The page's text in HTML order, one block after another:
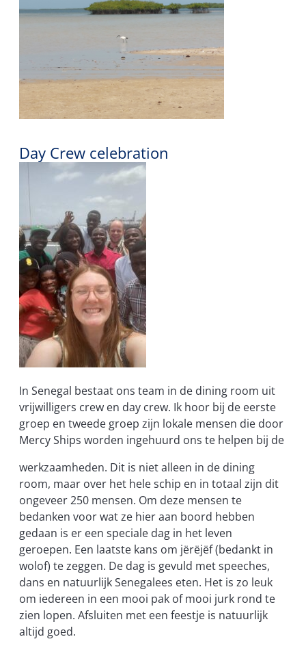
Day Crew celebration
In Senegal bestaat ons team in de dining room uit
vrijwilligers crew en day crew. Ik hoor bij de eerste
groep en tweede groep zijn lokale mensen die door
Mercy Ships worden ingehuurd ons te helpen bij de
werkzaamheden. Dit is niet alleen in de dining
room, maar over het hele schip en in totaal zijn dit
ongeveer 250 mensen. Om deze mensen te
bedanken voor wat ze hier aan boord hebben
gedaan is er een speciale dag in het leven
geroepen. Een laatste kans om jërëjëf (bedankt in
wolof) te zeggen. De dag is gevuld met speeches,
dans en natuurlijk Senegalees eten. Het is zo leuk
om iedereen in een mooi pak of mooi jurk rond te
zien lopen. Afsluiten met een feestje is natuurlijk
altijd goed.